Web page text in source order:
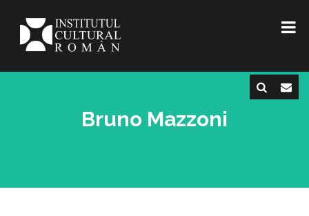
Bruno Mazzoni